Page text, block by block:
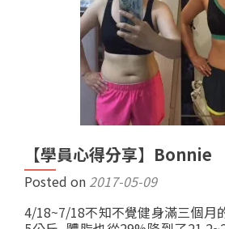
【學員心得分享】Bonnie
Posted on 2017-05-09
4/18~7/18不知不覺健身滿三個月